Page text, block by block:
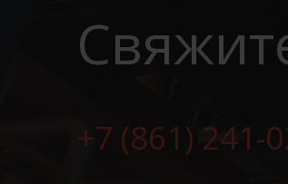
+7 (861) 241-